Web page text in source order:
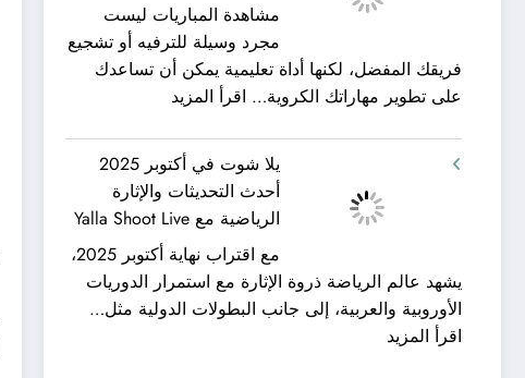
سحر
البحر
وجمال
مع
شركة
جلوبال
ألفا
ترافيل
العفش
تعرف
كيف
الحصول
خدمات
عفش
مريحة
وخالية
مشاهدة المباريات ليست
مجرد وسيلة للترفيه أو تشجيع
فريقك المفضل، لكنها أداة تعليمية يمكن أن تساعدك
على تطوير مهاراتك الكروية… اقرأ المزيد
مهاراتك
الكروية
من
خلال
مشاهدة
المباريات
يلا شوت في أكتوبر 2025
أحدث التحديثات والإثارة
الرياضية مع Yalla Shoot Live
مع اقتراب نهاية أكتوبر 2025،
يشهد عالم الرياضة ذروة الإثارة مع استمرار الدوريات
الأوروبية والعربية، إلى جانب البطولات الدولية مثل…
اقرأ المزيد